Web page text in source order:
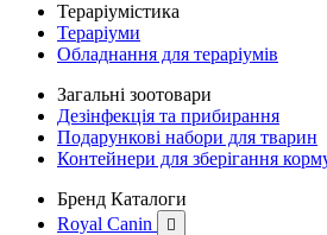
Тераріумістика
Тераріуми
Обладнання для тераріумів
Загальні зоотовари
Дезінфекція та прибирання
Подарункові набори для тварин
Контейнери для зберігання
Бренд Каталоги
Royal Canin
